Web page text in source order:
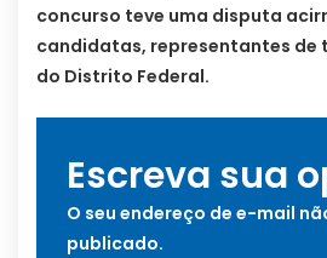
concurso teve uma disputa
candidatas, representantes de
do Distrito Federal.
Escreva sua
O seu endereço de e-mail
publicado.